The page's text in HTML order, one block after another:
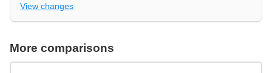
View changes
More comparisons